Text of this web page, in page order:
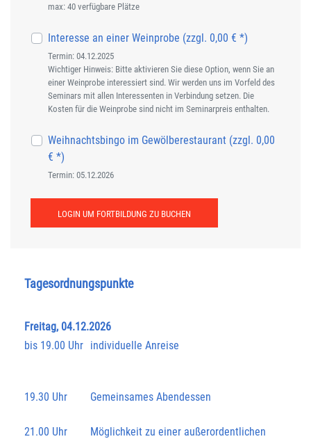
max: 40 verfügbare Plätze
Interesse an einer Weinprobe (zzgl. 0,00 € *)
Termin: 04.12.2025
Wichtiger Hinweis: Bitte aktivieren Sie diese Option, wenn Sie an
einer Weinprobe interessiert sind. Wir werden uns im Vorfeld des
Seminars mit allen Interessenten in Verbindung setzen. Die
Kosten für die Weinprobe sind nicht im Seminarpreis enthalten.
Weihnachtsbingo im Gewölberestaurant (zzgl. 0,00
€ *)
Termin: 05.12.2026
LOGIN UM FORTBILDUNG ZU BUCHEN
Tagesordnungspunkte
Freitag, 04.12.2026
bis 19.00 Uhr individuelle Anreise
19.30 Uhr Gemeinsames Abendessen
21.00 Uhr
Möglichkeit zu einer außerordentlichen